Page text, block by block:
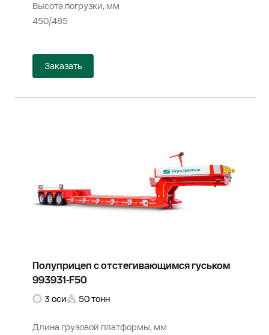
Высота погрузки, мм
450/485
Заказать
Полуприцеп с отстегивающимся гуськом
993931-F50
3 оси 50 тонн
Длина грузовой платформы, мм